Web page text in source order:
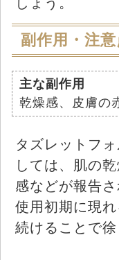
副作用・注意
主な副作用
乾燥感、皮膚の
タズレットフ
しては、肌の
感などが報告
使用初期に現
続けることで徐